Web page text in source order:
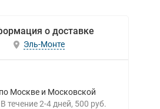
о доставке
Эль-Монте
Москве и Московской
В течение 2-4 дней 500 руб.